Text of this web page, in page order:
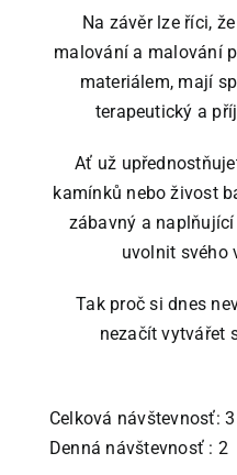
Recenze
Můj účet
Na závěr lze říci,
malování a malování
materiálem, mají
terapeutický a
Ať už
kamínků nebo živost
zábavný a
uvolnit svého
Tak proč si dnes
nezačít vytvářet
Celková návštevnosť:
Denná návštevnosť : 2